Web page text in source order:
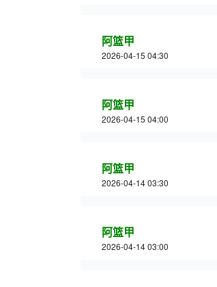
阿篮甲
2026-04-15 04:30
阿篮甲
2026-04-15 04:00
阿篮甲
2026-04-14 03:30
阿篮甲
2026-04-14 03:00